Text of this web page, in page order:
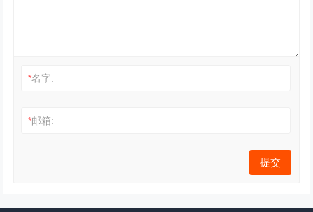
*名字:
*邮箱: